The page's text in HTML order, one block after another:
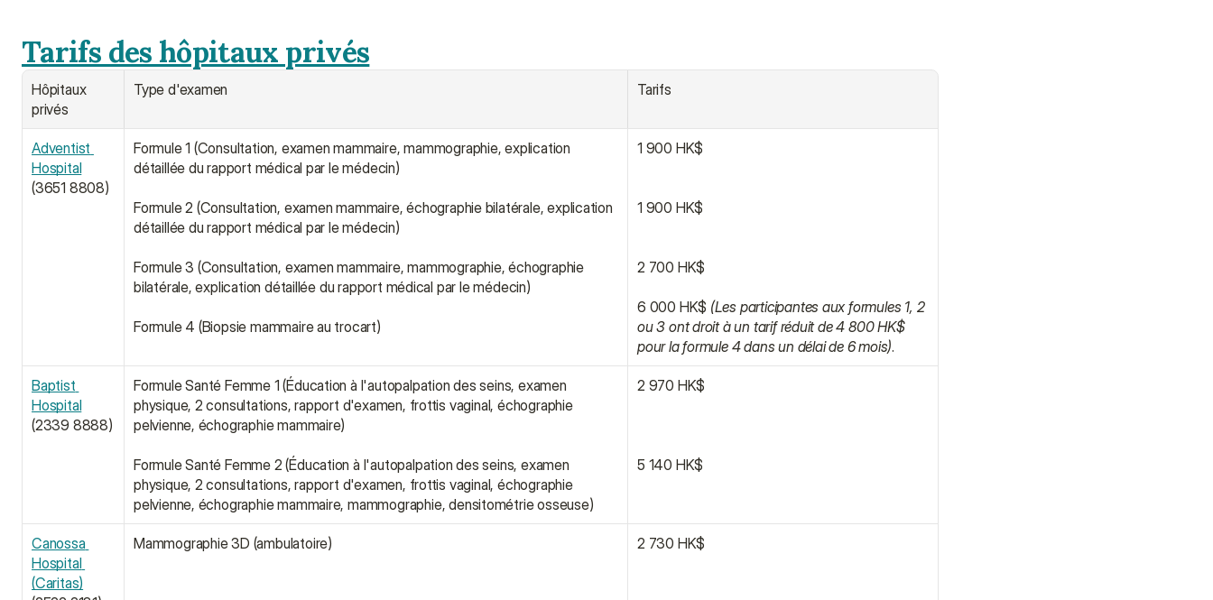
Tarifs des hôpitaux privés
Hôpitaux
privés
Type d'examen Tarifs
Adventist
Hospital
(3651 8808)
Formule 1 (Consultation, examen mammaire, mammographie, explication
détaillée du rapport médical par le médecin)
Formule 2 (Consultation, examen mammaire, échographie bilatérale, explication
détaillée du rapport médical par le médecin)
Formule 3 (Consultation, examen mammaire, mammographie, échographie
bilatérale, explication détaillée du rapport médical par le médecin)
Formule 4 (Biopsie mammaire au trocart)
1 900 HK$
1 900 HK$
2 700 HK$
6 000 HK$ (Les participantes aux formules 1, 2
ou 3 ont droit à un tarif réduit de 4 800 HK$
pour la formule 4 dans un délai de 6 mois).
Baptist
Hospital
(2339 8888)
Formule Santé Femme 1 (Éducation à l'autopalpation des seins, examen
physique, 2 consultations, rapport d'examen, frottis vaginal, échographie
pelvienne, échographie mammaire)
Formule Santé Femme 2 (Éducation à l'autopalpation des seins, examen
physique, 2 consultations, rapport d'examen, frottis vaginal, échographie
pelvienne, échographie mammaire, mammographie, densitométrie osseuse)
2 970 HK$
5 140 HK$
Canossa
Hospital
(Caritas)﻿
Mammographie 3D (ambulatoire) 2 730 HK$